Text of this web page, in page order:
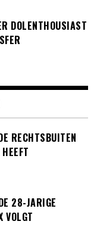
DOLENTHOUSIAST
RECHTSBUITEN
28-JARIGE
VOLGT